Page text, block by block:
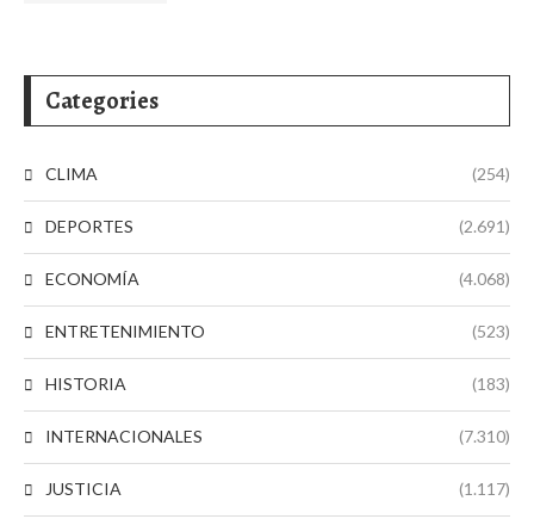
Categories
CLIMA (254)
DEPORTES (2.691)
ECONOMÍA (4.068)
ENTRETENIMIENTO (523)
HISTORIA (183)
INTERNACIONALES (7.310)
JUSTICIA (1.117)